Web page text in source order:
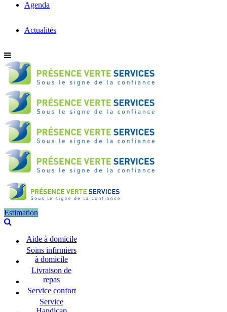
Agenda
Actualités
Estimation
Aide à domicile
Soins infirmiers
à domicile
Livraison de
repas
Service confort
Service